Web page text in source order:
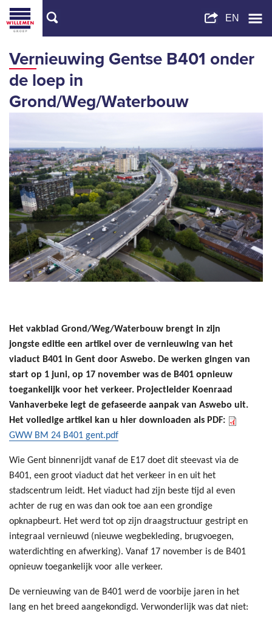
Vernieuwing Gentse B401 onder
de loep in
Grond/Weg/Waterbouw
Het vakblad Grond/Weg/Waterbouw brengt in zijn
jongste editie een artikel over de vernieuwing van het
viaduct B401 in Gent door Aswebo. De werken gingen van
start op 1 juni, op 17 november was de B401 opnieuw
toegankelijk voor het verkeer. Projectleider Koenraad
Vanhaverbeke legt de gefaseerde aanpak van Aswebo uit.
Het volledige artikel kan u hier downloaden als PDF:
GWW BM 24 B401 gent.pdf
Wie Gent binnenrijdt vanaf de E17 doet dit steevast via de
B401, een groot viaduct dat het verkeer in en uit het
stadscentrum leidt. Het viaduct had zijn beste tijd al even
achter de rug en was dan ook toe aan een grondige
opknapbeurt. Het werd tot op zijn draagstructuur gestript en
integraal vernieuwd (nieuwe wegbekleding, brugvoegen,
waterdichting en afwerking). Vanaf 17 november is de B401
opnieuw toegankelijk voor alle verkeer.
De vernieuwing van de B401 werd de voorbije jaren in het
lang en het breed aangekondigd. Verwonderlijk was dat niet: